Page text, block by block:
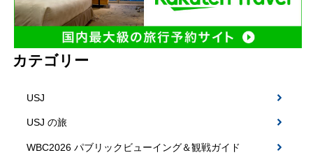
カテゴリー
USJ
USJ の旅
WBC2026 パブリックビューイング＆観戦ガイド